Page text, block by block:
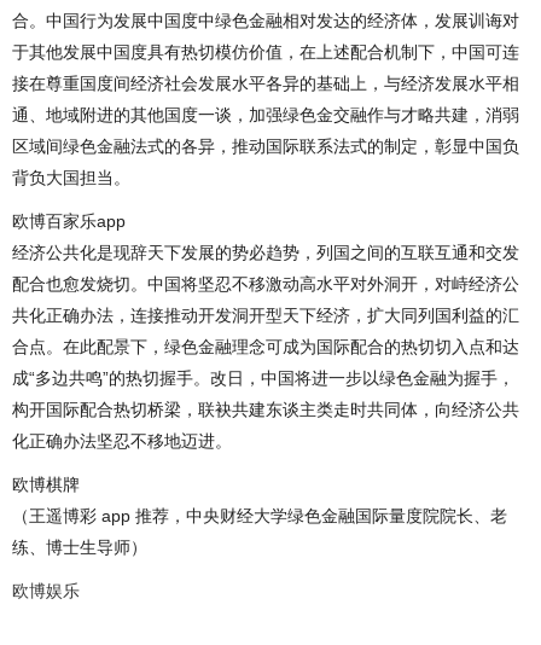
合。中国行为发展中国度中绿色金融相对发达的经济体，发展训诲对
于其他发展中国度具有热切模仿价值，在上述配合机制下，中国可连
接在尊重国度间经济社会发展水平各异的基础上，与经济发展水平相
通、地域附进的其他国度一谈，加强绿色金交融作与才略共建，消弱
区域间绿色金融法式的各异，推动国际联系法式的制定，彰显中国负
背负大国担当。
欧博百家乐app
经济公共化是现辞天下发展的势必趋势，列国之间的互联互通和交发
配合也愈发烧切。中国将坚忍不移激动高水平对外洞开，对峙经济公
共化正确办法，连接推动开发洞开型天下经济，扩大同列国利益的汇
合点。在此配景下，绿色金融理念可成为国际配合的热切切入点和达
成“多边共鸣”的热切握手。改日，中国将进一步以绿色金融为握手，
构开国际配合热切桥梁，联袂共建东谈主类走时共同体，向经济公共
化正确办法坚忍不移地迈进。
欧博棋牌
（王遥博彩 app 推荐，中央财经大学绿色金融国际量度院院长、老
练、博士生导师）
欧博娱乐